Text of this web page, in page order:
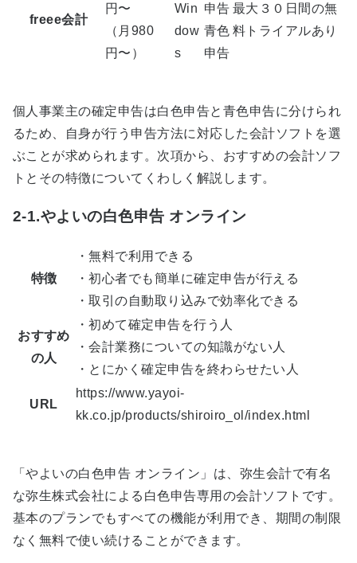
freee会計
円〜
（月980
円〜）
Win
dow
s
申告
青色
申告
最大３０日間の無
料トライアルあり
個人事業主の確定申告は白色申告と青色申告に分けられ
るため、自身が行う申告方法に対応した会計ソフトを選
ぶことが求められます。次項から、おすすめの会計ソフ
トとその特徴についてくわしく解説します。
2-1.やよいの白色申告 オンライン
特徴
・無料で利用できる
・初心者でも簡単に確定申告が行える
・取引の自動取り込みで効率化できる
おすすめ
の人
・初めて確定申告を行う人
・会計業務についての知識がない人
・とにかく確定申告を終わらせたい人
URL
https://www.yayoi-
kk.co.jp/products/shiroiro_ol/index.html
「やよいの白色申告 オンライン」は、弥生会計で有名
な弥生株式会社による白色申告専用の会計ソフトです。
基本のプランでもすべての機能が利用でき、期間の制限
なく無料で使い続けることができます。